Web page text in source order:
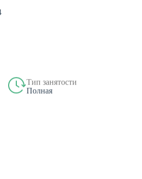
Тип занятости
Полная